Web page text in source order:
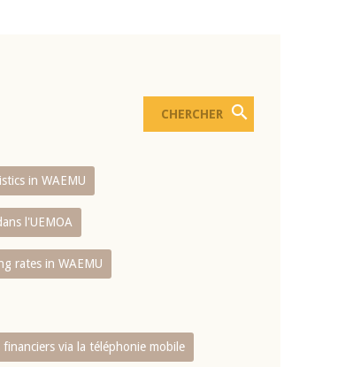
in WAEMU
l'UEMOA
rates in WAEMU
via la téléphonie mobile